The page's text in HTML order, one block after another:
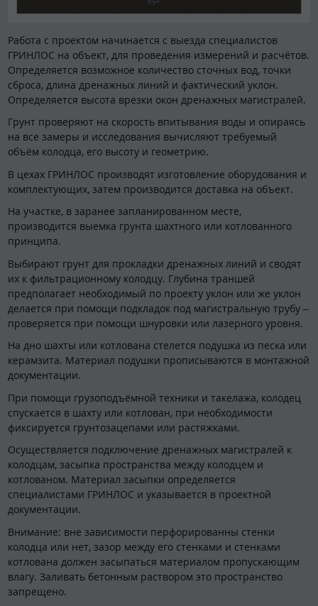
Работа с проектом начинается с выезда специалистов
ГРИНЛОС на объект, для проведения измерений и расчётов.
Определяется возможное количество сточных вод, точки
сброса, длина дренажных линий и фактический уклон.
Определяется высота врезки окон дренажных магистралей.
Грунт проверяют на скорость впитывания воды и опираясь
на все замеры и исследования вычисляют требуемый
объём колодца, его высоту и геометрию.
В цехах ГРИНЛОС производят изготовление оборудования и
комплектующих, затем производится доставка на объект.
На участке, в заранее запланированном месте,
производится выемка грунта шахтного или котлованного
принципа.
Выбирают грунт для прокладки дренажных линий и сводят
их к фильтрационному колодцу. Глубина траншей
предполагает необходимый по проекту уклон или же уклон
делается при помощи подкладок под магистральную трубу –
проверяется при помощи шнуровки или лазерного уровня.
На дно шахты или котлована стелется подушка из песка или
керамзита. Материал подушки прописываются в монтажной
документации.
При помощи грузоподъёмной техники и такелажа, колодец
спускается в шахту или котлован, при необходимости
фиксируется грунтозацепами или растяжками.
Осуществляется подключение дренажных магистралей к
колодцам, засыпка пространства между колодцем и
котлованом. Материал засыпки определяется
специалистами ГРИНЛОС и указывается в проектной
документации.
Внимание: вне зависимости перфорированны стенки
колодца или нет, зазор между его стенками и стенками
котлована должен засыпаться материалом пропускающим
влагу. Заливать бетонным раствором это пространство
запрещено.